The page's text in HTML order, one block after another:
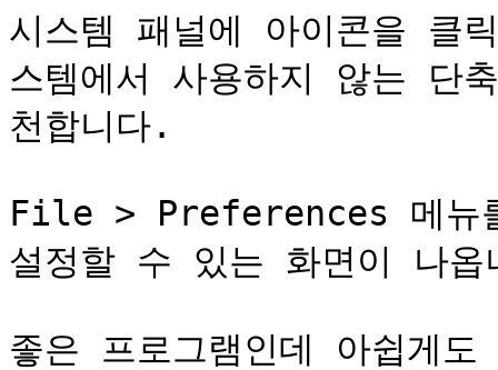
시스템 패널에 아이콘을 클
스템에서 사용하지 않는 단
천합니다.
File > Preferences 메뉴
설정할 수 있는 화면이 나옵
좋은 프로그램인데 아쉽게